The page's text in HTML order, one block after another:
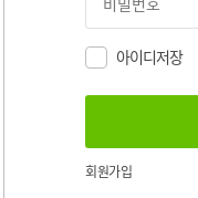
아이디저장
회원가입